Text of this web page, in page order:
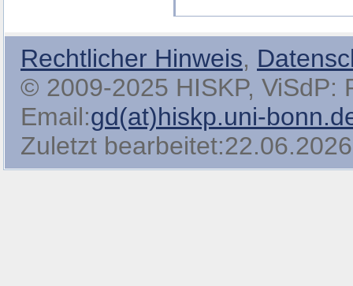
Rechtlicher Hinweis,
© 2009-2025 HISKP, ViSdP:
Email:gd(at)hiskp.uni-
Zuletzt